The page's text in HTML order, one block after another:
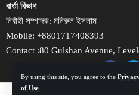
By using this site, you agree to the
of Use
বার্তা বিভাগ
নির্বাহী সম্পাদক: মনিরুল ইসলাম
Mobile: +8801717408393
Contact :80 Gulshan Avenue,
© NewsNext Bangladesh